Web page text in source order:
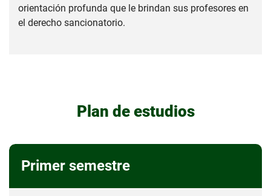
orientación profunda que le brindan sus profesores en
el derecho sancionatorio.
Plan de estudios
Primer semestre